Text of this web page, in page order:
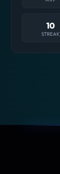
10
STREAK